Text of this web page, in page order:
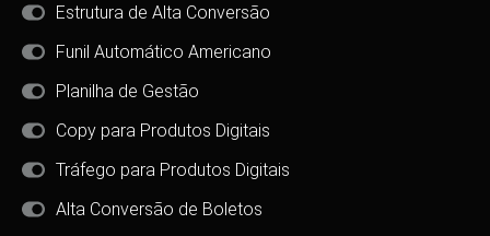
Estrutura de Alta Conversão
Funil Automático Americano
Planilha de Gestão
Copy para Produtos Digitais
Tráfego para Produtos Digitais
Alta Conversão de Boletos